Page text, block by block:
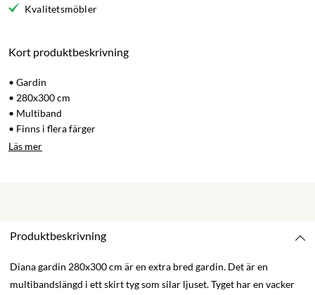
Kvalitetsmöbler
Kort produktbeskrivning
• Gardin
• 280x300 cm
• Multiband
• Finns i flera färger
Läs mer
Produktbeskrivning
Diana gardin 280x300 cm är en extra bred gardin. Det är en
multibandslängd i ett skirt tyg som silar ljuset. Tyget har en vacker